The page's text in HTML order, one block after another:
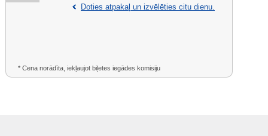
Doties atpakaļ un izvēlēties citu dienu.
* Cena norādīta, iekļaujot biļetes iegādes komisiju